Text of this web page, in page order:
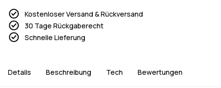
Kostenloser Versand & Rückversand
30 Tage Rückgaberecht
Schnelle Lieferung
Details Beschreibung Tech Bewertungen